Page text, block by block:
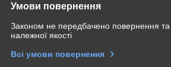
Умови повернення
Законом не передбачено повернення та
належної якості
Всі умови повернення